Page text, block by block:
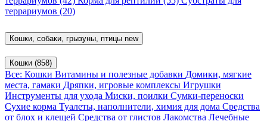
террариумов (20)
Кошки, собаки, грызуны, птицы new
Кошки (858)
Все: Кошки Витамины и полезные добавки Домики, мягкие
места, гамаки Дряпки, игровые комплексы Игрушки
Инструменты для ухода Миски, поилки Сумки-переноски
Сухие корма Туалеты, наполнители, химия для дома Средства
от блох и клещей Средства от глистов Лакомства Лечебные